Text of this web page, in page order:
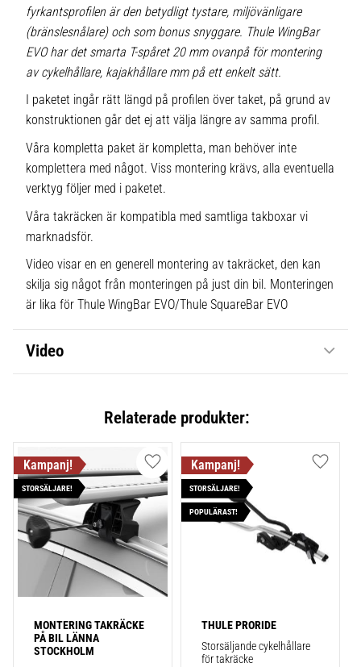
fyrkantsprofilen är den betydligt tystare, miljövänligare
(bränslesnålare) och som bonus snyggare. Thule WingBar
EVO har det smarta T-spåret 20 mm ovanpå för montering
av cykelhållare, kajakhållare mm på ett enkelt sätt.
I paketet ingår rätt längd på profilen över taket, på grund av
konstruktionen går det ej att välja längre av samma profil.
Våra kompletta paket är kompletta, man behöver inte
komplettera med något. Viss montering krävs, alla eventuella
verktyg följer med i paketet.
Våra takräcken är kompatibla med samtliga takboxar vi
marknadsför.
Video visar en en generell montering av takräcket, den kan
skilja sig något från monteringen på just din bil. Monteringen
är lika för Thule WingBar EVO/Thule SquareBar EVO
Video
Relaterade produkter:
MONTERING TAKRÄCKE
PÅ BIL LÄNNA
STOCKHOLM
STORSÄLJARE!
Lägg till i favoriter
THULE PRORIDE
Storsäljande cykelhållare
för takräcke
STORSÄLJARE!
POPULÄRAST!
Lägg